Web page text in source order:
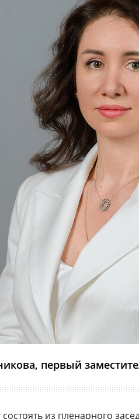
первый
из пленарного